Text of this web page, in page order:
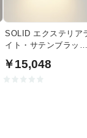
SOLID エクステリア
イト・サテンブラッ
￥15,048